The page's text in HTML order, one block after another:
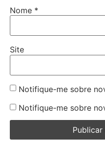
Nome *
Site
Notifique-me sobre
Notifique-me sobre